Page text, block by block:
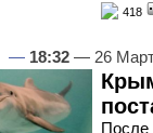
418
— 18:32 — 26
После